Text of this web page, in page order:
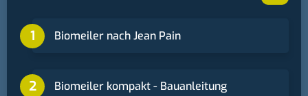
Biomeiler nach Jean Pain
Biomeiler kompakt - Bauanleitung